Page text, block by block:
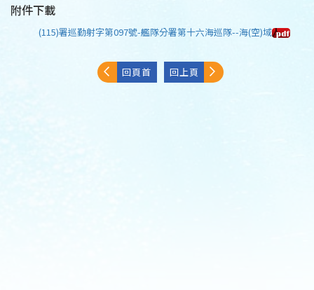
附件下載
(115)署巡勤射字第097號-艦隊分署第十六海巡隊--海(空)域
回頁首 回上頁